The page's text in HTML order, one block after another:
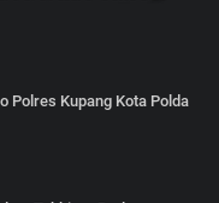
Polres Kupang Kota Polda